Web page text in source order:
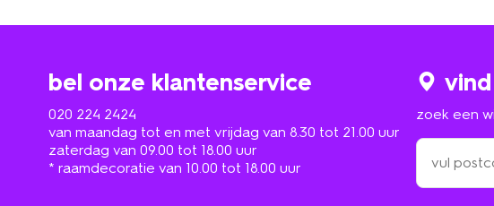
bel onze klantenservice
020 224 2424
van maandag tot en met vrijdag van 8.30 tot 21.00 uur
zaterdag van 09.00 tot 18.00 uur
* raamdecoratie van 10.00 tot 18.00 uur
zoek een
zoek
een
winkel